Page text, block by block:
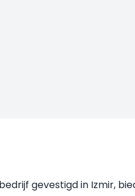
gevestigd in Izmir,